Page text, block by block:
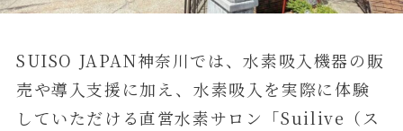
SUISO JAPAN神奈川では、水素吸入機器の販
売や導入支援に加え、水素吸入を実際に体験
していただける直営水素サロン「Suilive（ス